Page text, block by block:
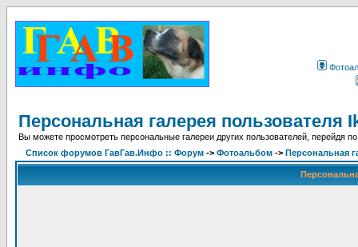
Персональная галерея пользователя
Вы можете просмотреть персональные галереи других пользователей, перейдя
Список форумов ГавГав.Инфо :: Форум -> Фотоальбом -> Персональная